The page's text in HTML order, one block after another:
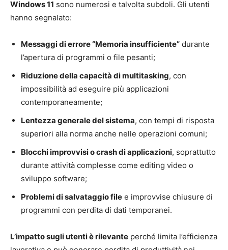
Windows 11 sono numerosi e talvolta subdoli. Gli utenti
hanno segnalato:
Messaggi di errore “Memoria insufficiente” durante
l’apertura di programmi o file pesanti;
Riduzione della capacità di multitasking, con
impossibilità ad eseguire più applicazioni
contemporaneamente;
Lentezza generale del sistema, con tempi di risposta
superiori alla norma anche nelle operazioni comuni;
Blocchi improvvisi o crash di applicazioni, soprattutto
durante attività complesse come editing video o
sviluppo software;
Problemi di salvataggio file e improvvise chiusure di
programmi con perdita di dati temporanei.
L’impatto sugli utenti è rilevante perché limita l’efficienza